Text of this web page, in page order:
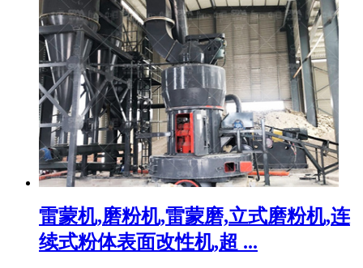
雷蒙机,磨粉机,雷蒙磨,立式磨粉机,连
续式粉体表面改性机,超 ...